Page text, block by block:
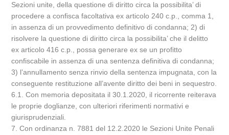
Sezioni unite, della questione di diritto circa la possibilita’ di
procedere a confisca facoltativa ex articolo 240 c.p., comma 1,
in assenza di un provvedimento definitivo di condanna; 2) di
risolvere la questione di diritto circa la possibilita’ che il delitto
ex articolo 416 c.p., possa generare ex se un profitto
confiscabile in assenza di una sentenza definitiva di condanna;
3) l’annullamento senza rinvio della sentenza impugnata, con la
conseguente restituzione all’avente diritto dei beni in sequestro.
6.1. Con memoria depositata il 30.1.2020, il ricorrente reiterava
le proprie doglianze, con ulteriori riferimenti normativi e
giurisprudenziali.
7. Con ordinanza n. 7881 del 12.2.2020 le Sezioni Unite Penali